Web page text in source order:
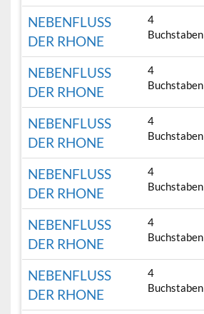
NEBENFLUSS
DER RHONE
4
Buchstaben
NEBENFLUSS
DER RHONE
4
Buchstaben
NEBENFLUSS
DER RHONE
4
Buchstaben
NEBENFLUSS
DER RHONE
4
Buchstaben
NEBENFLUSS
DER RHONE
4
Buchstaben
NEBENFLUSS
DER RHONE
4
Buchstaben